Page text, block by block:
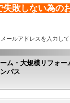
失敗しない為の
ールアドレスを入力し
ム・大規模リフォー
パス